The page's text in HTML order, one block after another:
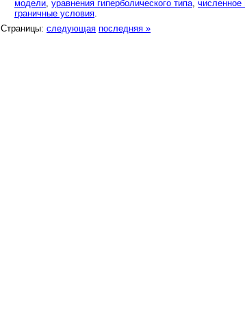
модели уравнения гиперболического типа численное
граничные условия
Страницы: следующая последняя »